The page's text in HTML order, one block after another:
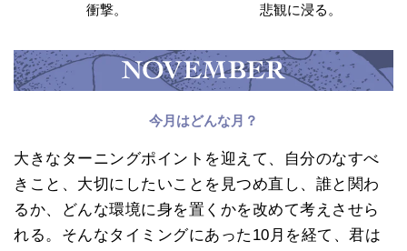
衝撃。
悲観に浸る。
今月はどんな月？
大きなターニングポイントを迎えて、自分のなすべ
きこと、大切にしたいことを見つめ直し、誰と関わ
るか、どんな環境に身を置くかを改めて考えさせら
れる。そんなタイミングにあった10月を経て、君は